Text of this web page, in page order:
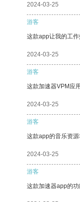
2024-03-25
游客
这款app让我的工
2024-03-25
游客
这款加速器VPM应
2024-03-25
游客
这款app的音乐资源
2024-03-25
游客
这款加速器app的